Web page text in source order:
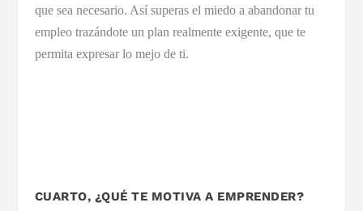
que sea necesario. Así superas el miedo a abandonar tu
empleo trazándote un plan realmente exigente, que te
permita expresar lo mejo de ti.
CUARTO, ¿QUÉ TE MOTIVA A EMPRENDER?